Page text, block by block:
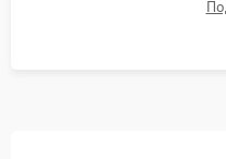
артефактов